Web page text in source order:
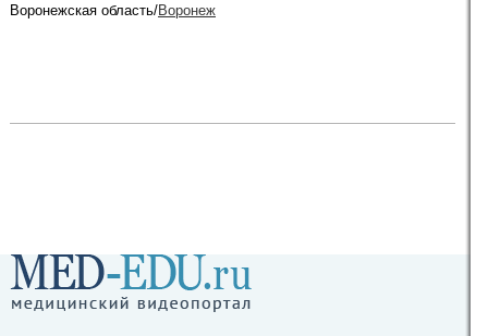
Воронежская область/Воронеж